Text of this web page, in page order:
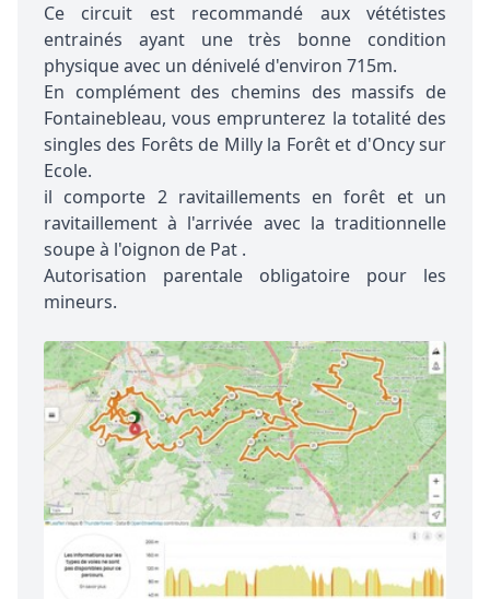
Ce circuit est recommandé aux vététistes
entrainés ayant une très bonne condition
physique avec un dénivelé d'environ 715m.
En complément des chemins des massifs de
Fontainebleau, vous emprunterez la totalité des
singles des Forêts de Milly la Forêt et d'Oncy sur
Ecole.
il comporte 2 ravitaillements en forêt et un
ravitaillement à l'arrivée avec la traditionnelle
soupe à l'oignon de Pat .
Autorisation parentale obligatoire pour les
mineurs.